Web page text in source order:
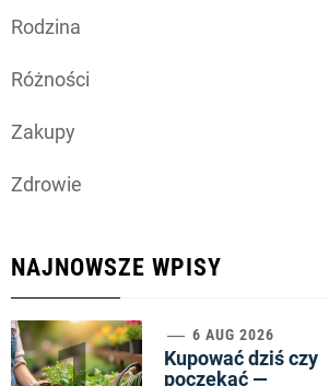
Rodzina
Różności
Zakupy
Zdrowie
NAJNOWSZE WPISY
6 AUG 2026
Kupować dziś czy
poczekać —